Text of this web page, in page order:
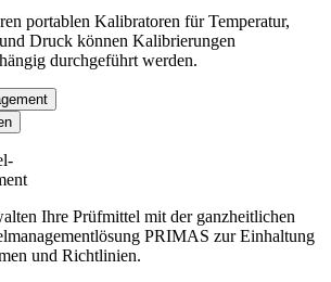
portablen Kalibratoren für Temperatur,
Druck können Kalibrierungen
durchgeführt werden.
Ihre Prüfmittel mit der ganzheitlichen
PRIMAS zur Einhaltung
und Richtlinien.